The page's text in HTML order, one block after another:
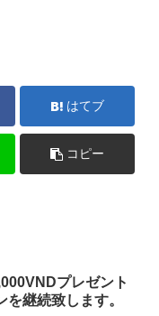
はてブ
コピー
プレゼント
を継続致します。